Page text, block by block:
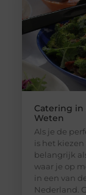
Catering in
Weten
Als je de
is het
belangrijk
waar je op
in een van
Nederland.